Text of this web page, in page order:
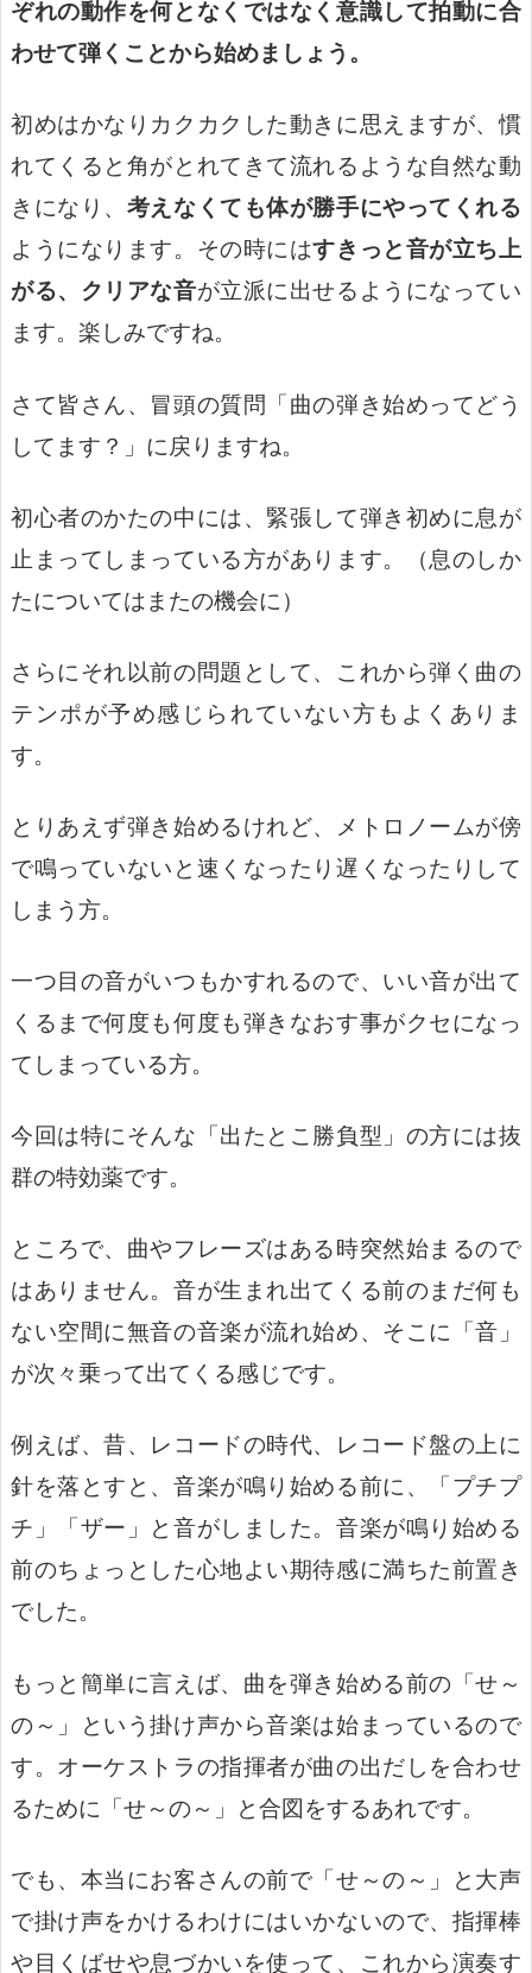
ぞれの動作を何となくではなく意識して拍動に合
わせて弾くことから始めましょう。
初めはかなりカクカクした動きに思えますが、慣
れてくると角がとれてきて流れるような自然な動
きになり、 考えなくても体が勝手にやってくれる
ようになります。その時にはすきっと音が立ち上
がる、クリアな音が立派に出せるようになってい
ます。楽しみですね。
さて皆さん、冒頭の質問「曲の弾き始めってどう
してます？」に戻りますね。
初心者のかたの中には、緊張して弾き初めに息が
止まってしまっている方があります。（息のしか
たについてはまたの機会に）
さらにそれ以前の問題として、これから弾く曲の
テンポが予め感じられていない方もよくありま
す。
とりあえず弾き始めるけれど、メトロノームが傍
で鳴っていないと速くなったり遅くなったりして
しまう方。
一つ目の音がいつもかすれるので、いい音が出て
くるまで何度も何度も弾きなおす事がクセになっ
てしまっている方。
今回は特にそんな「出たとこ勝負型」の方には抜
群の特効薬です。
ところで、 曲やフレーズはある時突然始まるので
はありません。 音が生まれ出てくる前のまだ何も
ない空間に無音の音楽が流れ始め、そこに「音」
が次々乗って出てくる感じです。
例えば、昔、レコードの時代、レコード盤の上に
針を落とすと、音楽が鳴り始める前に、「プチプ
チ」「ザー」と音がしました。音楽が鳴り始める
前のちょっとした心地よい期待感に満ちた前置き
でした。
もっと簡単に言えば、曲を弾き始める前の「せ～
の～」という掛け声から音楽は始まっているので
す。オーケストラの指揮者が曲の出だしを合わせ
るために「せ～の～」と合図をするあれです。
でも、本当にお客さんの前で「せ～の～」と大声
で掛け声をかけるわけにはいかないので、指揮棒
や目くばせや息づかいを使って、これから演奏す